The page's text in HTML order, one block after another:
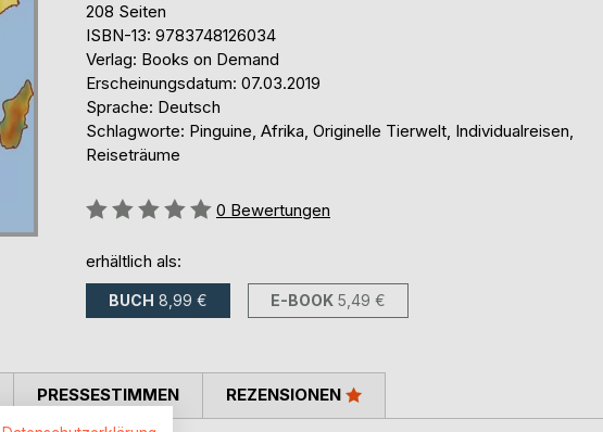
208 Seiten
ISBN-13: 9783748126034
Verlag: Books on Demand
Erscheinungsdatum: 07.03.2019
Sprache: Deutsch
Schlagworte: Pinguine, Afrika, Originelle Tierwelt, Individualreisen,
Reiseträume
Bewertung::
0 Bewertungen
erhältlich als:
BUCH 8,99 € E-BOOK 5,49 €
PRESSESTIMMEN REZENSIONEN